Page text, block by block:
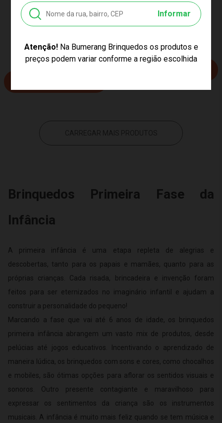
Informar
Atenção!Na Bumerang Brinquedos os produtos e
preços podem variar conforme a região escolhida
LIVRO PARA BANHO
AMANHECER NA FAZENDA
BUBA 15357
R$ 69,99
sem juros no cartão
Brinquedos Primeira Fase da
Infância
A primeira infância é uma etapa repleta de alegrias e
descobertas, tanto para os papais e mamães, quanto para as
próprias crianças. Cada risada, brincadeira e invenção foram
feitos para ser eternizados no imaginário infantil e ajudam a
construir a personalidade do pequeno!
Marcando a fase que vai até 6 anos de idade, os brinquedos
primeira infância abrangem um vasto mix de produtos, desde
pelúcias até jogos educativos. Incentivando o aprendizado de
maneira lúdica, os brinquedos com sons e cores, como chocalhos
e mobiles, são ótimas opções para aflorar os sentidos visuais e
sonoros. Outro presente contagiante e maravilhoso para
expressar os sentimentos da criança são os instrumentos
musicais. A infância é muito mais feliz quando se tem música e